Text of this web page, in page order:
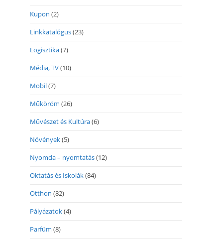
Kupon (2)
Linkkatalógus(23)
Logisztika(7)
Média, TV(10)
Mobil(7)
Műköröm (26)
Művészet és Kultúra(6)
Növények(5)
Nyomda – nyomtatás(12)
Oktatás és Iskolák(84)
Otthon (82)
Pályázatok(4)
Parfüm (8)